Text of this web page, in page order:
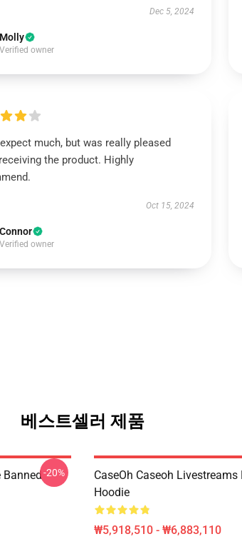
Dec 5, 2024
Molly
Verified owner
expect much, but was really pleased
the product. Highly
Oct 15, 2024
Connor
Verified owner
베스트셀러 제품
Banned-20%
CaseOh Caseoh Livestreams
Hoodie
₩5,918,510 - ₩6,883,110